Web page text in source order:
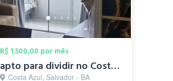
R$ 1.500,00 por mês
apto para dividir no Costa Azul
Costa Azul, Salvador - BA